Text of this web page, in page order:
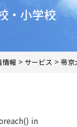
・小学校
情報 > サービス > 帝京
in